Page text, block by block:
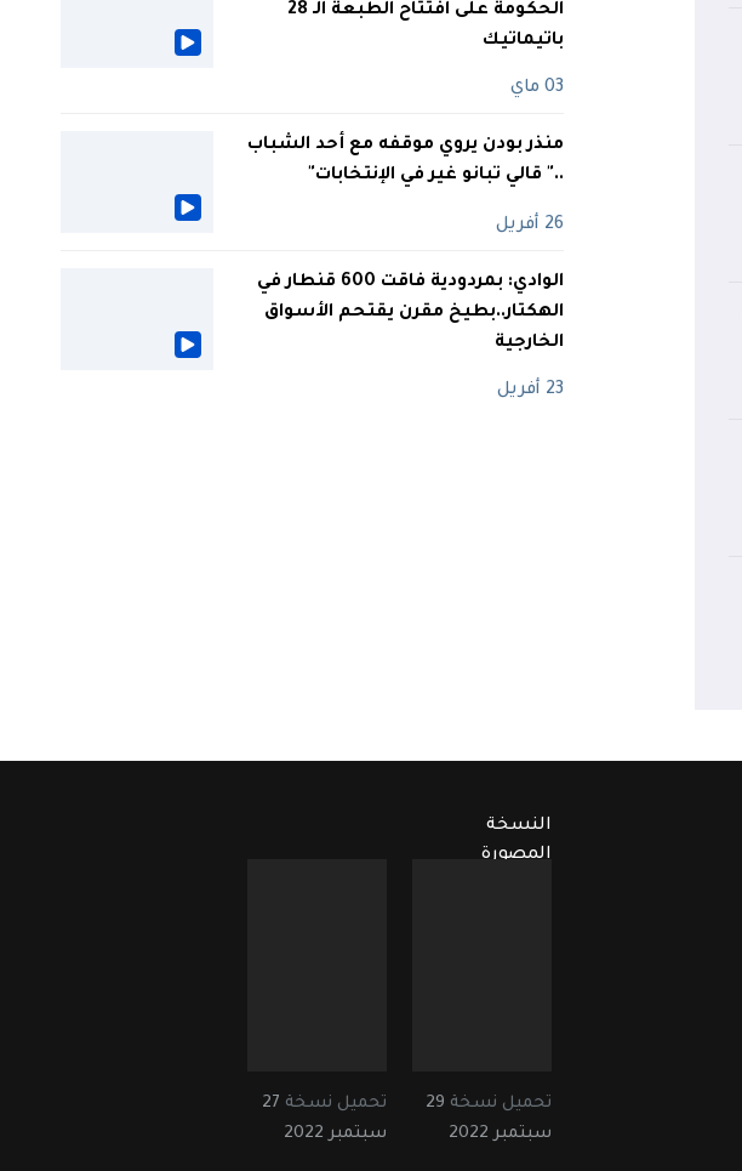
الحكومة على افتتاح الطبعة الـ 28
باتيماتيك
03 ماي
منذر بودن يروي موقفه مع أحد الشباب
.." قالي تبانو غير في الإنتخابات"
26 أفريل
الوادي: بمردودية فاقت 600 قنطار في
الهكتار..بطيخ مقرن يقتحم الأسواق
الخارجية
23 أفريل
النسخة
المصورة
تحميل نسخة 29
سبتمبر 2022
تحميل نسخة 27
سبتمبر 2022